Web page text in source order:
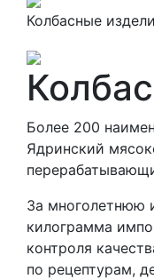
Колбасные
Более 200
Ядринский
За многолетнюю
килограмма
контроля
по рецептурам,